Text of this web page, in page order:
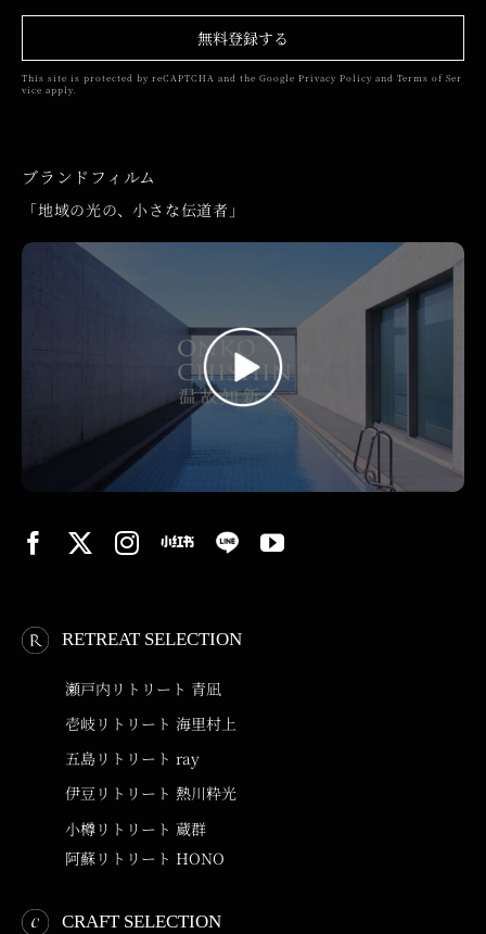
無料登録する
This site is protected by reCAPTCHA and the Google Privacy Policy and Terms of Ser
vice apply.
ブランドフィルム
「地域の光の、小さな伝道者」
RETREAT SELECTION
瀬戸内リトリート 青凪
壱岐リトリート 海里村上
五島リトリート ray
伊豆リトリート 熱川粋光
小樽リトリート 蔵群
阿蘇リトリート HONO
CRAFT SELECTION